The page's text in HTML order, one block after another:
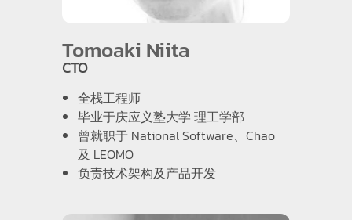
Tomoaki Niita
CTO
全栈工程师
毕业于庆应义塾大学 理工学部
曾就职于 National Software、Chao
及 LEOMO
负责技术架构及产品开发